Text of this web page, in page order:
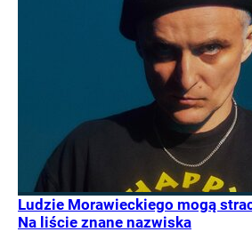
Ludzie Morawieckiego mogą
Na liście znane nazwiska